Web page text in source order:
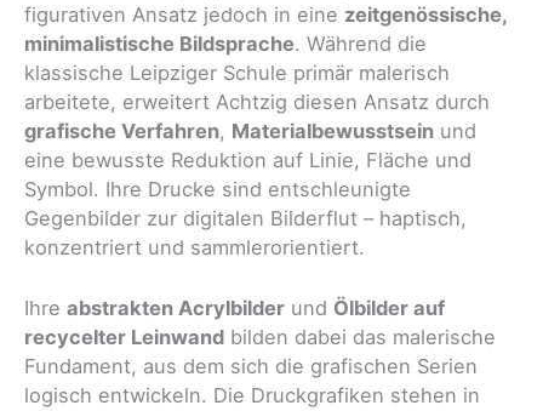
figurativen Ansatz jedoch in eine zeitgenössische,
minimalistische Bildsprache. Während die
klassische Leipziger Schule primär malerisch
arbeitete, erweitert Achtzig diesen Ansatz durch
grafische Verfahren, Materialbewusstsein und
eine bewusste Reduktion auf Linie, Fläche und
Symbol. Ihre Drucke sind entschleunigte
Gegenbilder zur digitalen Bilderflut – haptisch,
konzentriert und sammlerorientiert.
Ihre abstrakten Acrylbilder und Ölbilder auf
recycelter Leinwand bilden dabei das malerische
Fundament, aus dem sich die grafischen Serien
logisch entwickeln. Die Druckgrafiken stehen in